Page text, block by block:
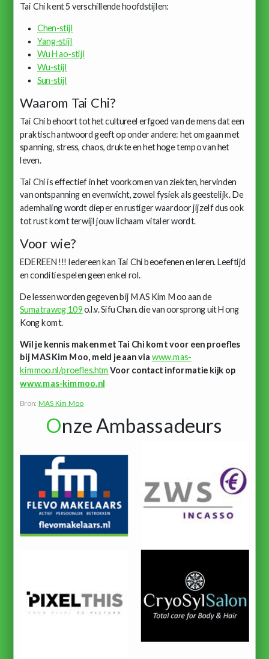
Tai Chi kent 5 verschillende hoofdstijlen:
Chen-stijl
Yang-stijl
Wu Hao-stijl
Wu-stijl
Sun-stijl
Waarom Tai Chi?
Tai Chi behoort tot het cultureel erfgoed van de mens dat een
praktisch antwoord geeft op onder andere: het omgaan met
spanning, stress, chaos, drukte en het hoge tempo van het
leven.
Tai Chi is effectief in het voorkomen van ziekten, hervinden
van ontspanning en evenwicht, zowel fysiek als geestelijk. De
ademhaling wordt dieper en rustiger waardoor jijzelf dus ook
tot rust komt terwijl jouw lichaam vitaler wordt.
Voor wie?
EDEREEN!!! Iedereen kan Tai Chi beoefenen en leren. Leeftijd
en conditie spelen geen enkel rol.
De lessen worden gegeven bij MAS Kim Moo aan de
Sumatraweg 109o.l.v. Sifu Chan. die van oorsprong uit Hong
Kong komt.
Wil je kennis maken met Tai Chi komt voor een proefles
bij MAS Kim Moo, meld je aan via www.mas-
kimmoo.nl/proefles.htm Voor contact informatie kijk op
www.mas-kimmoo.nl
Bron: MAS Kim Moo
Onze Ambassadeurs